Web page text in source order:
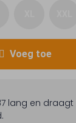
Voeg toe
lang en draagt
.